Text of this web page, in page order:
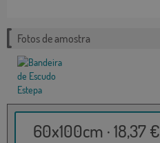
Fotos de amostra
60x100cm · 18,37 €